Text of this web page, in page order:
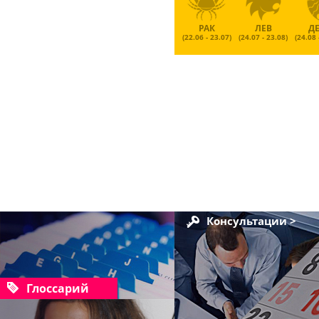
РАК
(22.06 - 23.07)
ЛЕВ
(24.07 - 23.08) (24.08
Глоссарий
Консультации >